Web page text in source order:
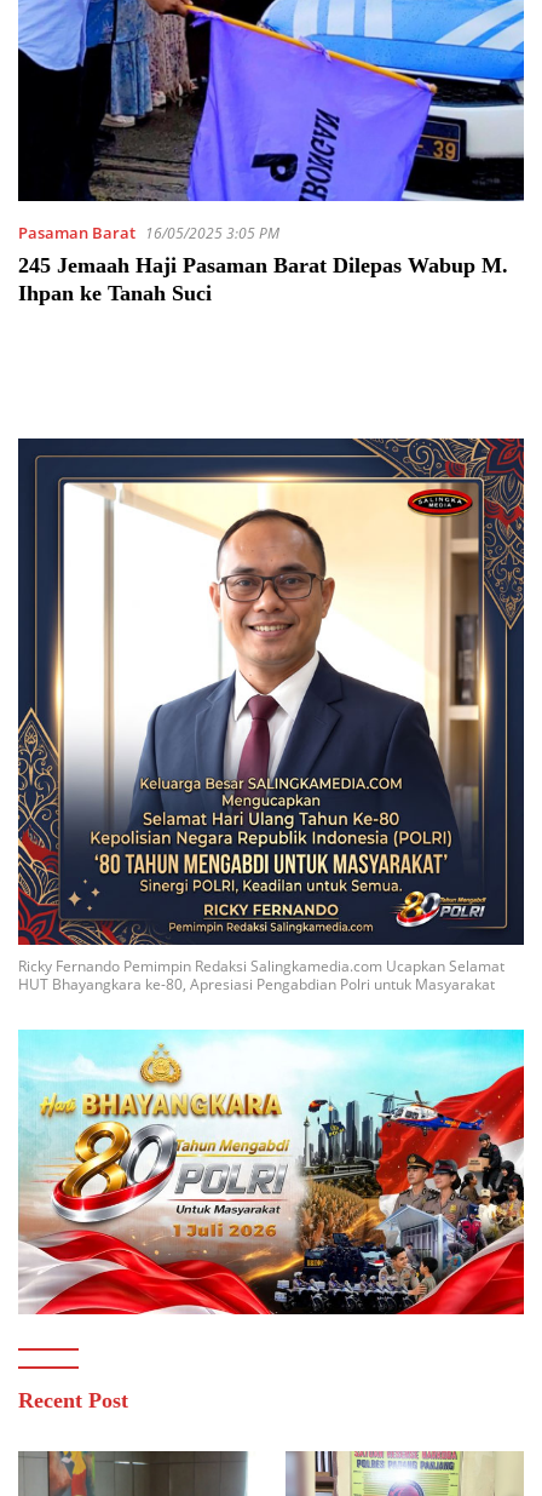
Pasaman Barat 16/05/2025 3:05 PM
245 Jemaah Haji Pasaman Barat Dilepas Wabup M.
Ihpan ke Tanah Suci
Ricky Fernando Pemimpin Redaksi Salingkamedia.com Ucapkan Selamat
HUT Bhayangkara ke-80, Apresiasi Pengabdian Polri untuk Masyarakat
Recent Post